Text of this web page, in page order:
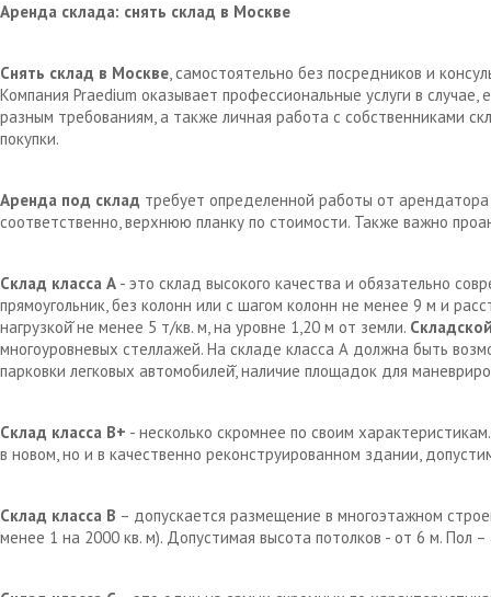
Аренда склада: снять склад в Москве
Снять склад в Москве, самостоятельно без посредников и
Компания Praedium оказывает профессиональные услуги в
разным требованиям, а также личная работа с собственниками
покупки.
Аренда под склад требует определенной работы от
соответственно, верхнюю планку по стоимости. Также важно
Склад класса А - это склад высокого качества и обязательно
прямоугольник, без колонн или с шагом колонн не менее 9 м и
нагрузкой̆ не менее 5 т/кв. м, на уровне 1,20 м от земли.
многоуровневых стеллажей. На складе класса А должна быть
парковки легковых автомобилей̆, наличие площадок для
Склад класса В+ - несколько скромнее по своим
в новом, но и в качественно реконструированном здании,
Склад класса В – допускается размещение в многоэтажном
менее 1 на 2000 кв. м). Допустимая высота потолков - от 6 м. Пол